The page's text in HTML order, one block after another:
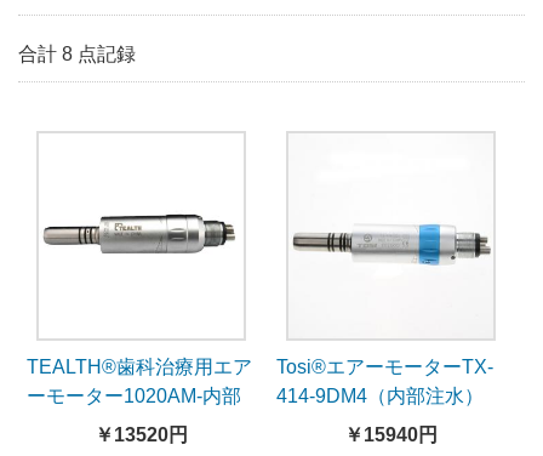
合計 8 点記録
TEALTH®歯科治療用エア
ーモーター1020AM-内部
￥13520円
Tosi®エアーモーターTX-
414-9DM4（内部注水）
￥15940円